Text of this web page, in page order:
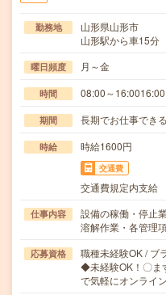
勤務地
山形県山形市
山形駅から車15分
曜日頻度 月～金
時間 08:00～
期間 長期でお仕事でき
時給 時給1600円
交通費
交通費規定内支給
仕事内容
設備の稼働・停止
溶解作業・各管理
応募資格
職種未経験OK / ブ
◆未経験OK！〇ま
で気軽にオンライ